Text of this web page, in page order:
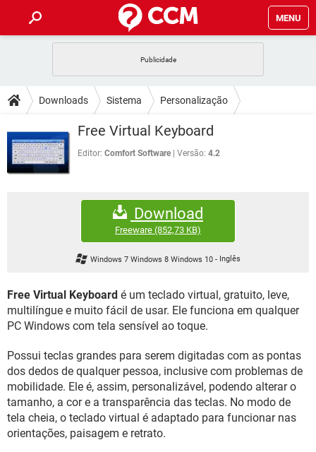
MENU
CELULAR FACEBOOK
EXCEL
INSTAGRAM GMAIL
GUIA DE COMPRAS
DICAS
JOGOS
CELULAR FACEBOOK
OUTLOOK
JOGOS WHATSAPP
CELULAR
EXCEL
GMAIL
FÓRUM
FACEBOOK
EXCEL
GMAIL
WHATSAPP
INSTAGRAM GMAIL
GUIA DE COMPRAS
Downloads Sistema Personalização
Free Virtual Keyboard
Editor: Comfort Software Versão: 4.2
Download
Freeware (852,73 KB)
Windows 7 Windows 8 Windows 10 - Inglês
Free Virtual Keyboard é um teclado virtual, gratuito, leve,
multilíngue e muito fácil de usar. Ele funciona em qualquer
PC Windows com tela sensível ao toque.
Possui teclas grandes para serem digitadas com as pontas
dos dedos de qualquer pessoa, inclusive com problemas de
mobilidade. Ele é, assim, personalizável, podendo alterar o
tamanho, a cor e a transparência das teclas. No modo de
tela cheia, o teclado virtual é adaptado para funcionar nas
orientações, paisagem e retrato.